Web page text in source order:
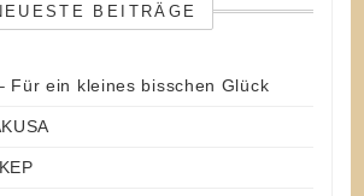
BEITRÄGE
Für ein kleines bisschen Glück